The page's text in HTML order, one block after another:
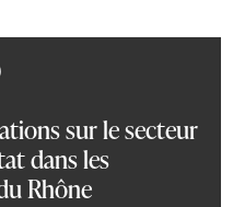
sur le secteur
dans les
Rhône